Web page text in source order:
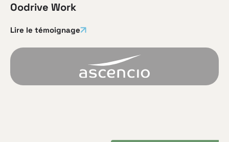
Oodrive Work
Lire le témoignage